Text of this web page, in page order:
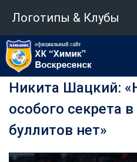
Логотипы & Клубы
Никита Шацкий:
особого секрета
буллитов нет»